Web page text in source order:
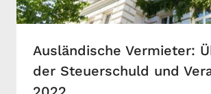
Ausländische Vermieter:
der Steuerschuld und